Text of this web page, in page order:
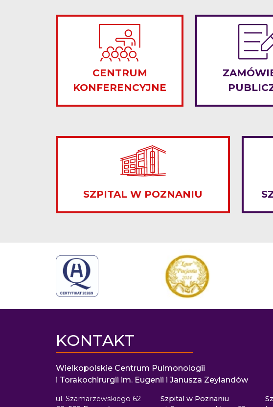
CENTRUM
KONFERENCYJNE
SZPITAL W POZNANIU
KONTAKT
Wielkopolskie Centrum Pulmonologii
i Torakochirurgii im. Eugenii i Janusza Zeylandów
ul. Szamarzewskiego 62
Szpital w Poznaniu